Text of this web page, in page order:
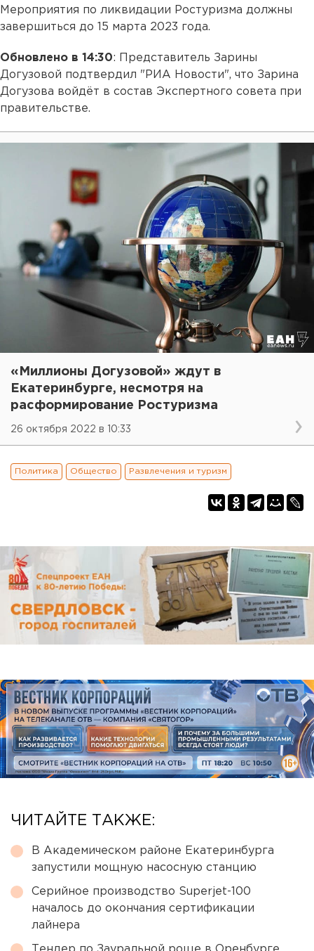
Мероприятия по ликвидации Ростуризма должны
завершиться до 15 марта 2023 года.
Обновлено в 14:30: Представитель Зарины
Догузовой подтвердил "РИА Новости", что Зарина
Догузова войдёт в состав Экспертного совета при
правительстве.
«Миллионы Догузовой» ждут в
Екатеринбурге, несмотря на
расформирование Ростуризма
26 октября 2022 в 10:33
Политика Общество Развлечения и туризм
ЧИТАЙТЕ ТАКЖЕ:
В Академическом районе Екатеринбурга
запустили мощную насосную станцию
Серийное производство Superjet-100
началось до окончания сертификации
лайнера